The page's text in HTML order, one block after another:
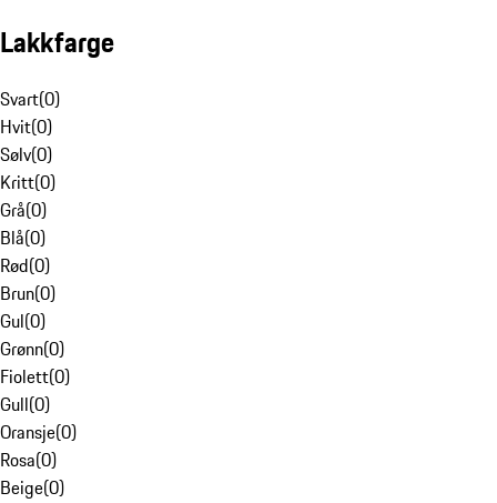
Lakkfarge
Svart(0)
Hvit(0)
Sølv(0)
Kritt(0)
Grå(0)
Blå(0)
Rød(0)
Brun(0)
Gul(0)
Grønn(0)
Fiolett(0)
Gull(0)
Oransje(0)
Rosa(0)
Beige(0)